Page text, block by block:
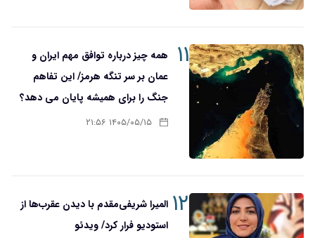
۱۱
همه چیز درباره توافق مهم ایران و
عمان بر سر تنگه هرمز/ این تفاهم
جنگ را برای همیشه پایان می دهد؟
۱۴۰۵/۰۵/۱۵ ۲۱:۵۶
۱۲ المیرا شریفی‌مقدم با دیدن عقرب‌ها از
استودیو فرار کرد/ ویدئو